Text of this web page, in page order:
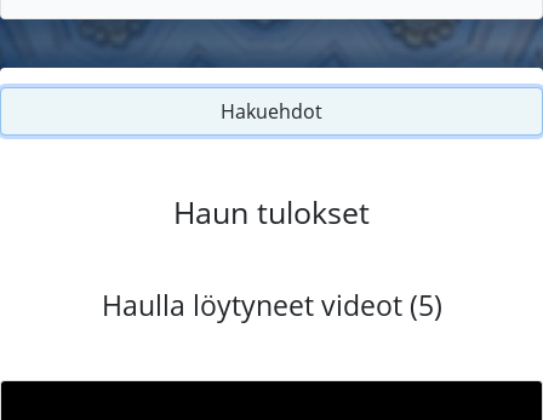
Hakuehdot
Haun tulokset
Haulla löytyneet videot (5)